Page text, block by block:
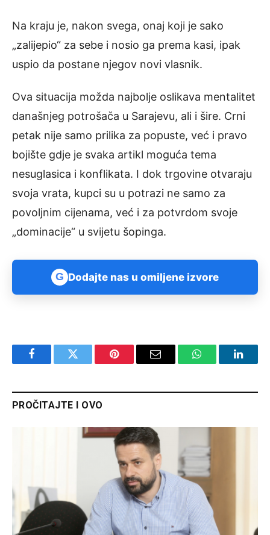
Na kraju je, nakon svega, onaj koji je sako
„zalijepio“ za sebe i nosio ga prema kasi, ipak
uspio da postane njegov novi vlasnik.
Ova situacija možda najbolje oslikava mentalitet
današnjeg potrošača u Sarajevu, ali i šire. Crni
petak nije samo prilika za popuste, već i pravo
bojište gdje je svaka artikl moguća tema
nesuglasica i konflikata. I dok trgovine otvaraju
svoja vrata, kupci su u potrazi ne samo za
povoljnim cijenama, već i za potvrdom svoje
„dominacije“ u svijetu šopinga.
G Dodajte nas u omiljene izvore
FacebookTwitter Pinterest Email WhatsApp
PROČITAJTE I OVO